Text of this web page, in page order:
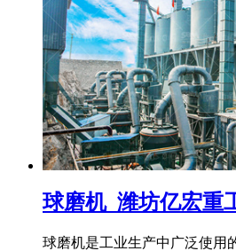
球磨机_潍坊亿宏重
球磨机是工业生产中广泛使用